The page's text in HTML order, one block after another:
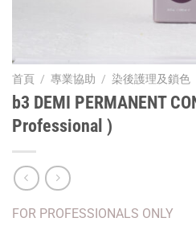
首頁 / 專業協助 / 染後護理及鎖色
b3 DEMI PERMANENT
Professional )
FOR PROFESSIONALS ONLY